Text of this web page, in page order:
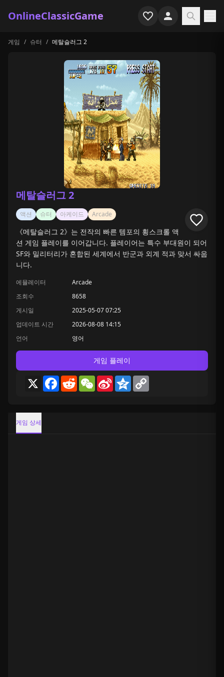
OnlineClassicGame
홈
게임 특집
최근 플레이
게임 / 슈터 / 메탈슬러그 2
메탈슬러그 2
액션 슈터 아케이드 Arcade
《메탈슬러그 2》는 전작의 빠른 템포의 횡스크롤 액
션 게임 플레이를 이어갑니다. 플레이어는 특수 부대원이 되어
SF와 밀리터리가 혼합된 세계에서 반군과 외계 적과 맞서 싸웁
니다.
에뮬레이터
Arcade
조회수
8658
게시일
2025-05-07 07:25
업데이트 시간
2026-08-08 14:15
언어
영어
게임 플레이
X Facebook
RedditWeChat
Sina
Weibo
Qzone
게임 상세